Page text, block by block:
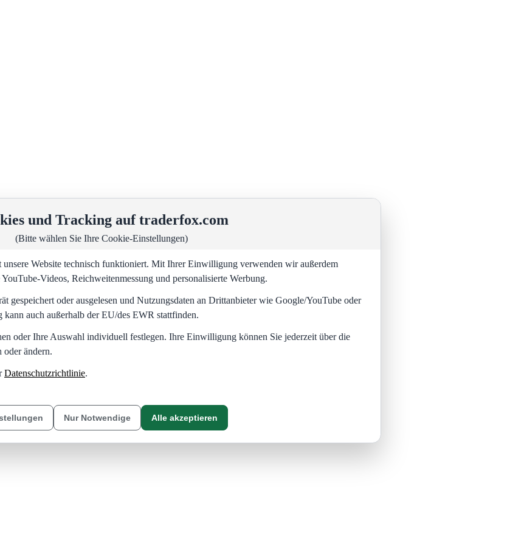
und Tracking auf traderfox.com
(Bitte wählen Sie Ihre Cookie-Einstellungen)
Website technisch funktioniert. Mit Ihrer Einwilligung verwenden wir außerdem
Videos, Reichweitenmessung und personalisierte Werbung.
gespeichert oder ausgelesen und Nutzungsdaten an Drittanbieter wie Google/YouTube oder
auch außerhalb der EU/des EWR stattfinden.
oder Ihre Auswahl individuell festlegen. Ihre Einwilligung können Sie jederzeit über die
ändern.
Datenschutzrichtlinie.
Nur Notwendige Alle akzeptieren